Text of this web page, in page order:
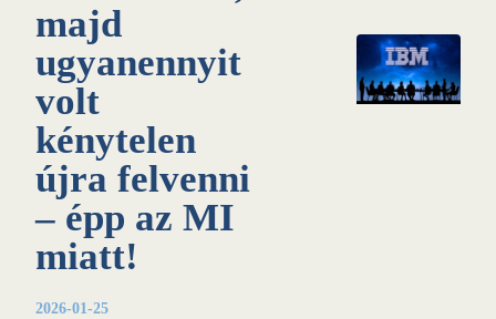
majd
ugyanennyit
volt
kénytelen
újra felvenni
– épp az MI
miatt!
2026-01-25